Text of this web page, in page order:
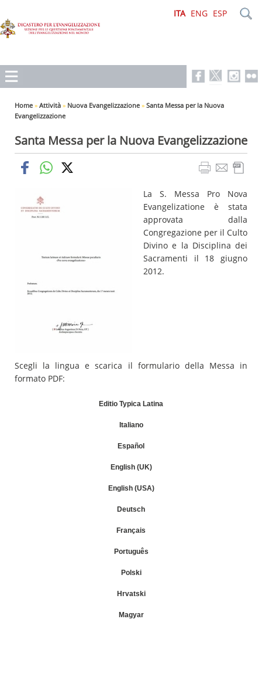
ITA ENG ESP
Home » Attività » Nuova Evangelizzazione » Santa Messa per la Nuova
Evangelizzazione
Santa Messa per la Nuova Evangelizzazione
La S. Messa Pro Nova
Evangelizatione è stata
approvata dalla
Congregazione per il Culto
Divino e la Disciplina dei
Sacramenti il 18 giugno
2012.
Scegli la lingua e scarica il formulario della Messa in
formato PDF:
Editio Typica Latina
Italiano
Español
English (UK)
English (USA)
Deutsch
Français
Português
Polski
Hrvatski
Magyar